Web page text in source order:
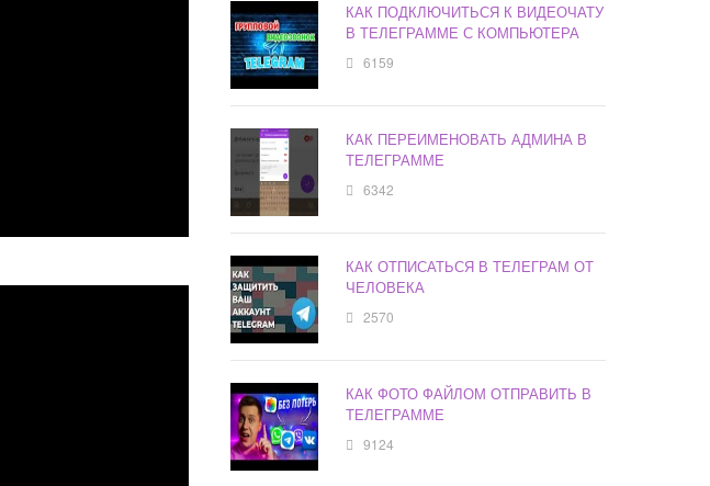
КАК ПОДКЛЮЧИТЬСЯ К ВИДЕОЧАТУ
В ТЕЛЕГРАММЕ С КОМПЬЮТЕРА
6159
КАК ПЕРЕИМЕНОВАТЬ АДМИНА В
ТЕЛЕГРАММЕ
6342
КАК ОТПИСАТЬСЯ В ТЕЛЕГРАМ ОТ
ЧЕЛОВЕКА
2570
КАК ФОТО ФАЙЛОМ ОТПРАВИТЬ В
ТЕЛЕГРАММЕ
9124